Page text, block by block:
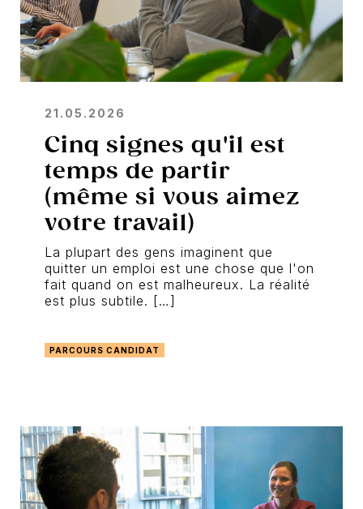
21.05.2026
Cinq signes qu'il est
temps de partir
(même si vous aimez
votre travail)
La plupart des gens imaginent que
quitter un emploi est une chose que l'on
fait quand on est malheureux. La réalité
est plus subtile. […]
PARCOURS CANDIDAT